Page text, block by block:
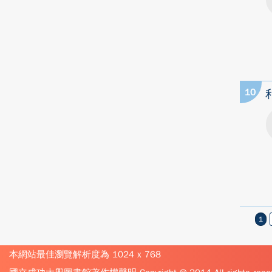
10
1
本網站最佳瀏覽解析度為 1024 x 768